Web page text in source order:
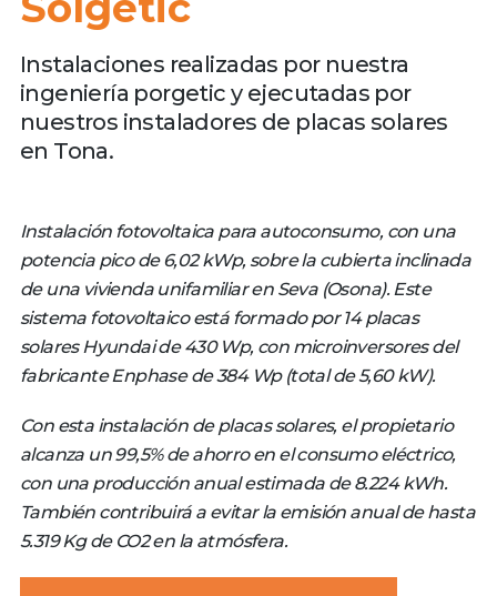
Instalaciones realizadas por nuestra
ingeniería porgetic y ejecutadas por
nuestros instaladores de placas solares
en Tona.
Instalación fotovoltaica para autoconsumo, con una
potencia pico de 6,02 kWp, sobre la cubierta inclinada
de una vivienda unifamiliar en Seva (Osona). Este
sistema fotovoltaico está formado por 14 placas
solares Hyundai de 430 Wp, con microinversores del
fabricante Enphase de 384 Wp (total de 5,60 kW).
Con esta instalación de placas solares, el propietario
alcanza un 99,5% de ahorro en el consumo eléctrico,
con una producción anual estimada de 8.224 kWh.
También contribuirá a evitar la emisión anual de hasta
5.319 Kg de CO2 en la atmósfera.